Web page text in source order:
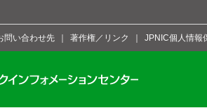
問い合わせ先 著作権／リンク JPNIC個人情報